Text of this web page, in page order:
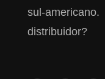
sul-
distribuidor?